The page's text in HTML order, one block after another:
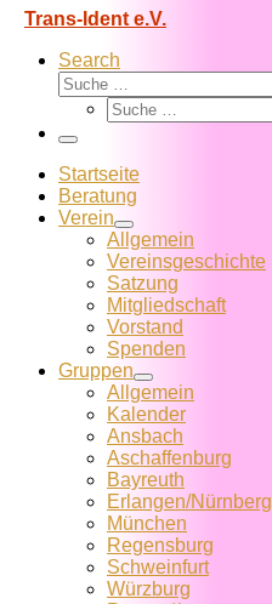
Trans-Ident e.V.
Search
Suche
Suche
Menü
Startseite
Beratung
Verein
Allgemein
Vereins­geschichte
Satzung
Mitglied­schaft
Vorstand
Spenden
Gruppen
Allgemein
Kalender
Ansbach
Aschaffenburg
Bayreuth
Erlangen/Nürnberg
München
Regensburg
Schweinfurt
Würzburg